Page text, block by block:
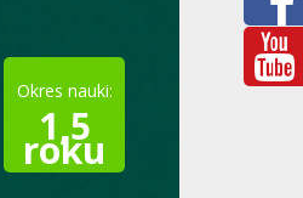
Okres nauki:
1,5
roku